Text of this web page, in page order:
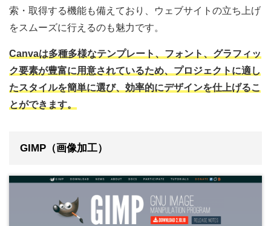
索・取得する機能も備えており、ウェブサイトの立ち上げ
をスムーズに行えるのも魅力です。
Canvaは多種多様なテンプレート、フォント、グラフィッ
ク要素が豊富に用意されているため、プロジェクトに適し
たスタイルを簡単に選び、効率的にデザインを仕上げるこ
とができます。
GIMP（画像加工）